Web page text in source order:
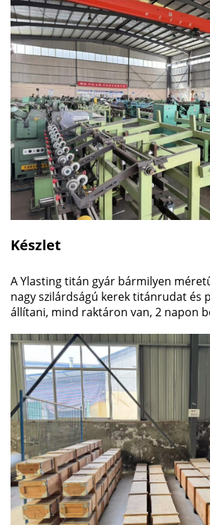
Készlet
A Ylasting titán gyár bármilyen
nagy szilárdságú kerek titánrudat és
állítani, mind raktáron van, 2 napon